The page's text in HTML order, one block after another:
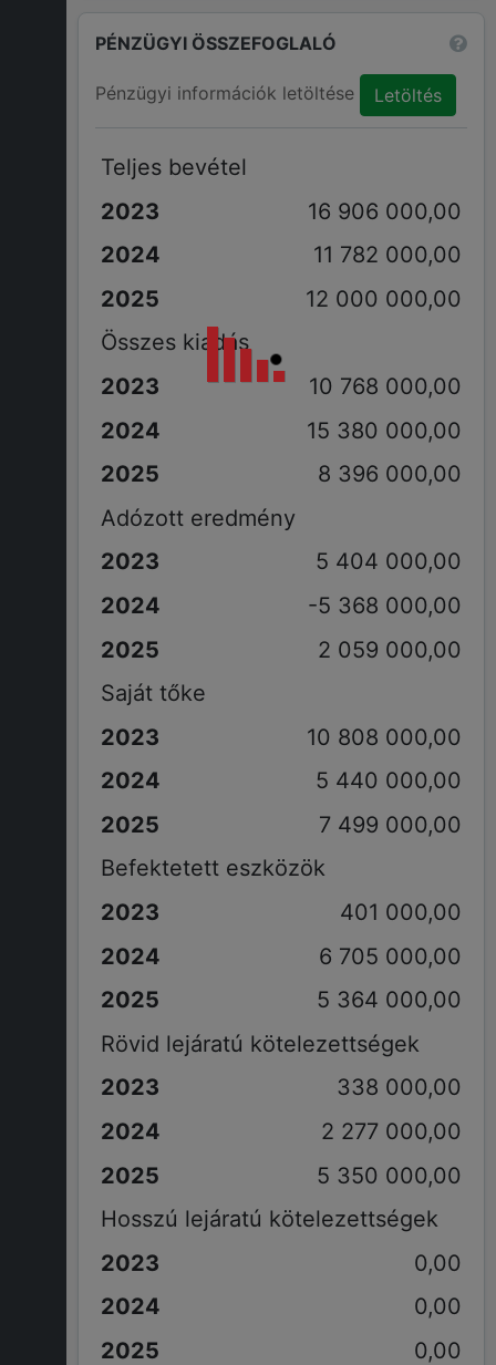
PÉNZÜGYI ÖSSZEFOGLALÓ
Pénzügyi információk letöltése Letöltés
Teljes bevétel
16 906 000,00
11 782 000,00
12 000 000,00
Összes kiadás
10 768 000,00
15 380 000,00
8 396 000,00
Adózott eredmény
5 404 000,00
-5 368 000,00
2 059 000,00
Saját tőke
10 808 000,00
5 440 000,00
7 499 000,00
Befektetett eszközök
401 000,00
6 705 000,00
5 364 000,00
Rövid lejáratú kötelezettségek
338 000,00
2 277 000,00
5 350 000,00
Hosszú lejáratú kötelezettségek
0,00
0,00
0,00